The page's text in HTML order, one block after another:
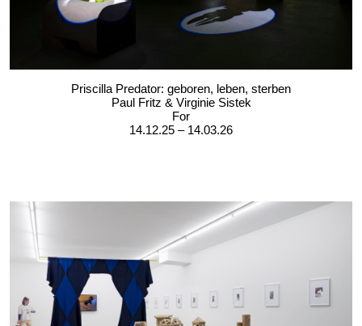
Priscilla Predator: geboren, leben, sterben
Paul Fritz & Virginie Sistek
For
14.12.25 – 14.03.26